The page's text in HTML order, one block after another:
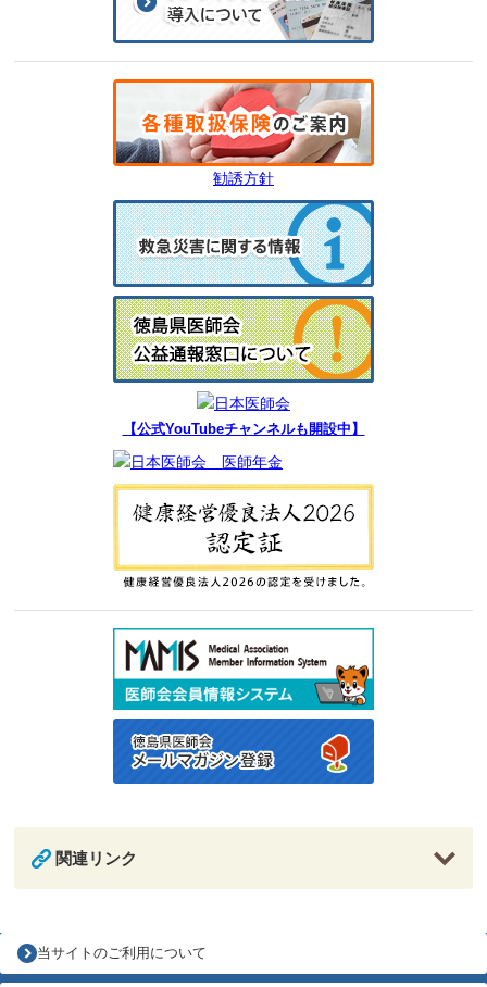
勧誘方針
【公式YouTubeチャンネルも開設中】
関連リンク
当サイトのご利用について